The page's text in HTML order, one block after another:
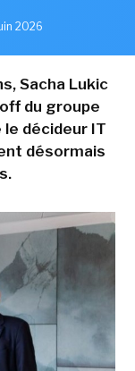
2026
Sacha Lukic
du groupe
décideur IT
désormais